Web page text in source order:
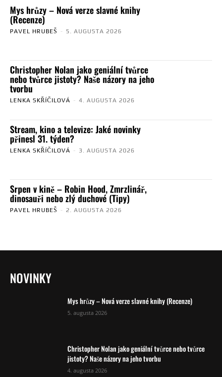
Mys hrůzy – Nová verze slavné knihy
(Recenze)
PAVEL HRUBEŠ - 5. AUGUSTA 2026
Christopher Nolan jako geniální tvůrce
nebo tvůrce jistoty? Naše názory na jeho
tvorbu
LENKA SKŘÍČILOVÁ - 4. AUGUSTA 2026
Stream, kino a televize: Jaké novinky
přinesl 31. týden?
LENKA SKŘÍČILOVÁ - 3. AUGUSTA 2026
Srpen v kině – Robin Hood, Zmrzlinář,
dinosauři nebo zlý duchové (Tipy)
PAVEL HRUBEŠ - 2. AUGUSTA 2026
NOVINKY
Mys hrůzy – Nová verze slavné knihy (Recenze)
5. augusta 2026
Christopher Nolan jako geniální tvůrce nebo tvůrce
jistoty? Naše názory na jeho tvorbu
4. augusta 2026